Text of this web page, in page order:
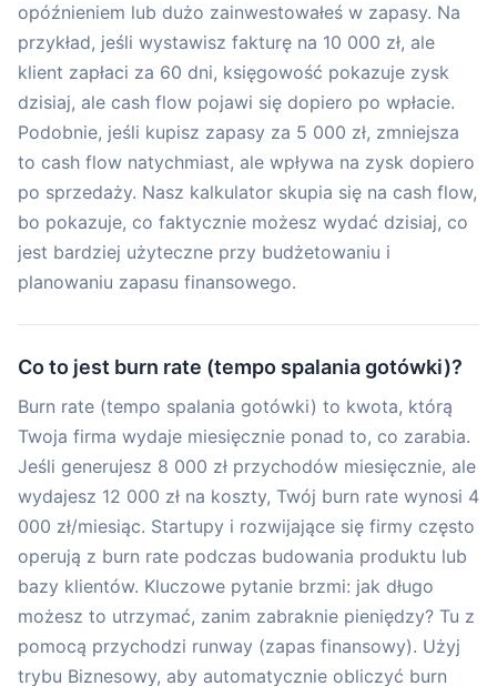
opóźnieniem lub dużo zainwestowałeś w zapasy. Na
przykład, jeśli wystawisz fakturę na 10 000 zł, ale
klient zapłaci za 60 dni, księgowość pokazuje zysk
dzisiaj, ale cash flow pojawi się dopiero po wpłacie.
Podobnie, jeśli kupisz zapasy za 5 000 zł, zmniejsza
to cash flow natychmiast, ale wpływa na zysk dopiero
po sprzedaży. Nasz kalkulator skupia się na cash flow,
bo pokazuje, co faktycznie możesz wydać dzisiaj, co
jest bardziej użyteczne przy budżetowaniu i
planowaniu zapasu finansowego.
Co to jest burn rate (tempo spalania gotówki)?
Burn rate (tempo spalania gotówki) to kwota, którą
Twoja firma wydaje miesięcznie ponad to, co zarabia.
Jeśli generujesz 8 000 zł przychodów miesięcznie, ale
wydajesz 12 000 zł na koszty, Twój burn rate wynosi 4
000 zł/miesiąc. Startupy i rozwijające się firmy często
operują z burn rate podczas budowania produktu lub
bazy klientów. Kluczowe pytanie brzmi: jak długo
możesz to utrzymać, zanim zabraknie pieniędzy? Tu z
pomocą przychodzi runway (zapas finansowy). Użyj
trybu Biznesowy, aby automatycznie obliczyć burn